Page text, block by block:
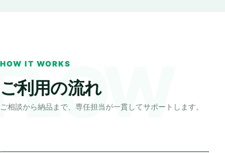
HOW IT WORKS
ご利用の流れ
ご相談から納品まで、専任担当が一貫してサポートします。